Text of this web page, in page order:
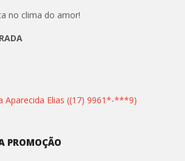
no clima do amor!
Aparecida Elias ((17) 9961*-***9)
PROMOÇÃO